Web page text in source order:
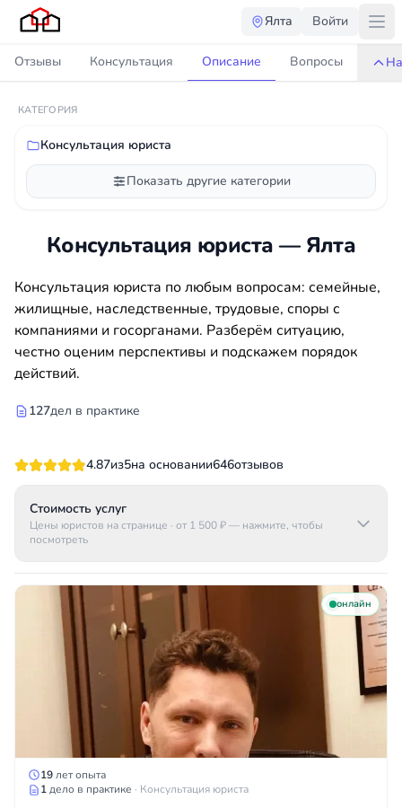
Ялта Войти
Отзывы Консультация Описание Вопросы
КАТЕГОРИЯ
Консультация юриста
Показать другие категории
Консультация юриста — Ялта
Консультация юриста по любым вопросам: семейные,
жилищные, наследственные, трудовые, споры с
компаниями и госорганами. Разберём ситуацию,
честно оценим перспективы и подскажем порядок
действий.
127дел в практике
4.87из5на основании646отзывов
Стоимость услуг
Цены юристов на странице · от 1 500 ₽— нажмите, чтобы
посмотреть
онлайн
19лет опыта
1дело в практике · Консультация юриста